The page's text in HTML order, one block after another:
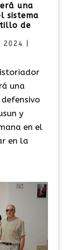
una
sistema
de
2024
una
y
en el
en la